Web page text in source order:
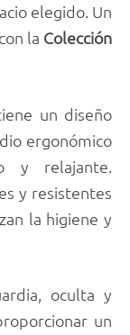
elegido. Un
la Colección
un diseño
ergonómico
y relajante.
y resistentes
la higiene y
oculta y
un